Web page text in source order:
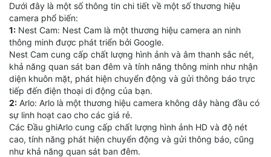
Dưới đây là một số thông tin chi tiết về một số thương hiệu
camera phổ biến:
1: Nest Cam: Nest Cam là một thương hiệu camera an ninh
thông minh được phát triển bởi Google.
Nest Cam cung cấp chất lượng hình ảnh và âm thanh sắc nét,
khả năng quan sát ban đêm và tính năng thông minh như nhận
diện khuôn mặt, phát hiện chuyển động và gửi thông báo trực
tiếp đến điện thoại di động của bạn.
2: Arlo: Arlo là một thương hiệu camera không dây hàng đầu có
sự linh hoạt cao cho các giá rẻ.
Các Đầu ghiArlo cung cấp chất lượng hình ảnh HD và độ nét
cao, tính năng phát hiện chuyển động và gửi thông báo, cũng
như khả năng quan sát ban đêm.